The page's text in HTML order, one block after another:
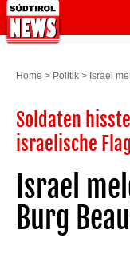
Home > Politik > Israel
Soldaten
israelische
Israel
Burg